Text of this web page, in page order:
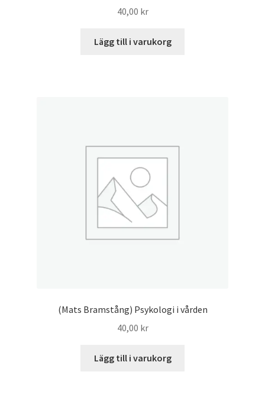
40,00 kr
Lägg till i varukorg
(Mats Bramstång) Psykologi i vården
40,00 kr
Lägg till i varukorg